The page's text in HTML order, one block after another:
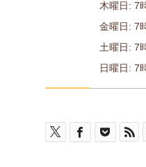
木曜日: 7
金曜日: 7
土曜日: 7
日曜日: 7